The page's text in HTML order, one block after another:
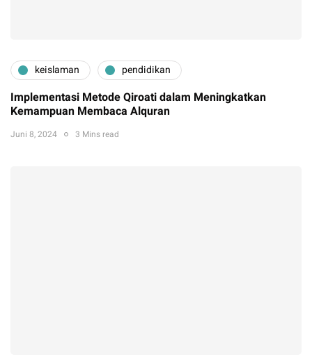
keislaman pendidikan
Implementasi Metode Qiroati dalam Meningkatkan
Kemampuan Membaca Alquran
Juni 8, 2024 3 Mins read